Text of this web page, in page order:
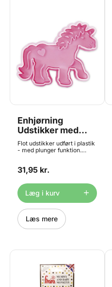
Enhjørning
Udstikker med
Præg - 7cm,
Städter
Flot udstikker udført i plastik
- med plunger funktion.
opvaskemaskine
31,95 kr.
Læg i kurv
Læs mere